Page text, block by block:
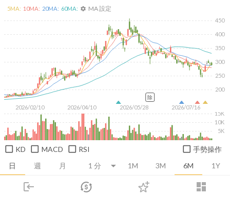
login dashboard
市場 登入
日 週 月 1M 3M 6M 1Y
2026/02/10 2026/04/10 2026/05/28 2026/07/16
200
250
300
350
400
450
5K
10K
15K
5MA: 10MA: 20MA: 60MA: settings MA 設定
除
KD MACD RSI 手勢操作
推薦卡片 消息面 財務報